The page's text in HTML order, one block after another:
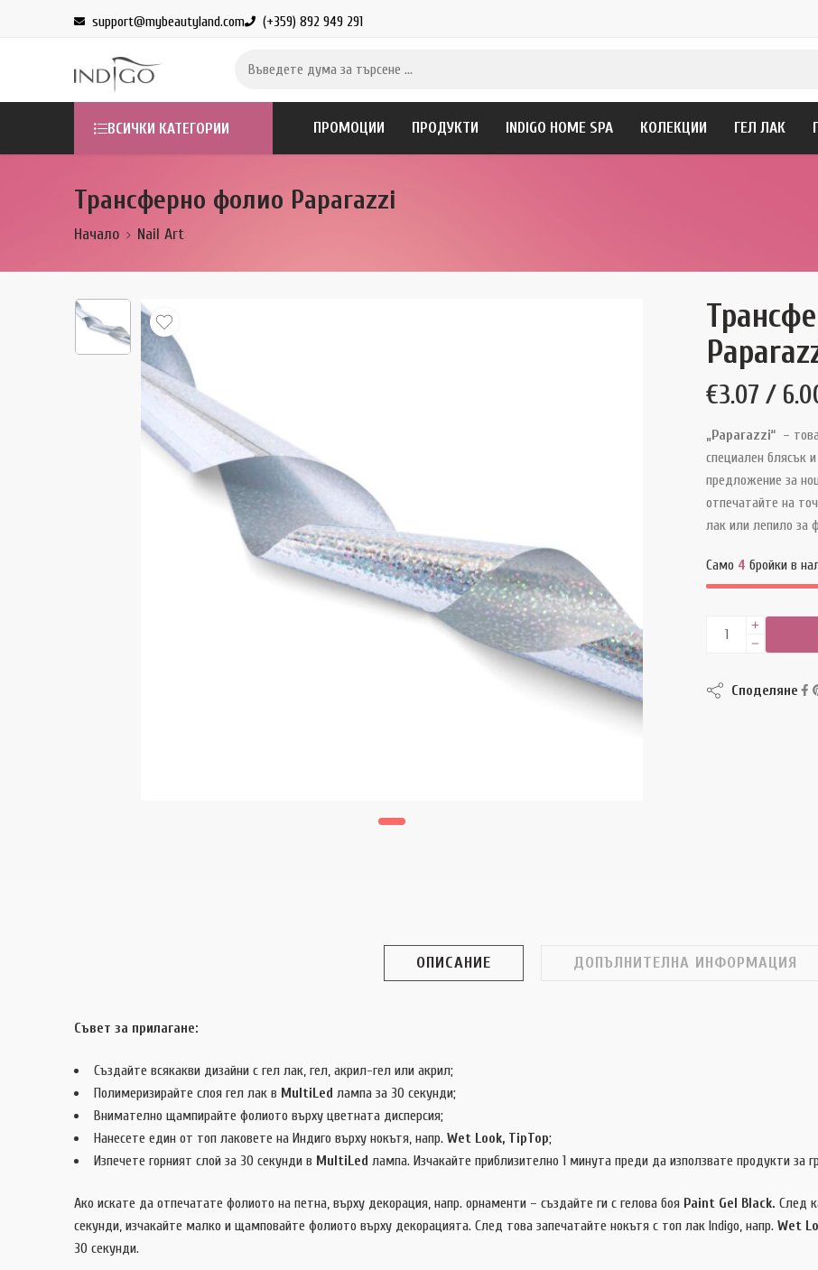
support@mybeautyland.com (+359) 892 949 291
ВСИЧКИ КАТЕГОРИИ ПРОМОЦИИ ПРОДУКТИ INDIGO HOME SPA КОЛЕКЦИИ ГЕЛ ЛАК
Трансферно фолио Paparazzi
Начало Nail Art
€3.07 /
„Paparazzi“ –
специален блясък
предложение за
отпечатайте на
лак или лепило за
Само 4 бройки в
Споделяне
ОПИСАНИЕ ДОПЪЛНИТЕЛНА ИНФОРМАЦИЯ
Съвет за прилагане:
Създайте всякакви дизайни с гел лак, гел, акрил-гел или акрил;
Полимеризирайте слоя гел лак в MultiLed лампа за 30 секунди;
Внимателно щампирайте фолиото върху цветната дисперсия;
Нанесете един от топ лаковете на Индиго върху нокътя, напр. Wet Look, TipTop;
Изпечете горният слой за 30 секунди в MultiLed лампа. Изчакайте приблизително 1 минута преди да използвате продукти за
Ако искате да отпечатате фолиото на петна, върху декорация, напр. орнаменти – създайте ги с гелова боя Paint Gel Black. След
секунди, изчакайте малко и щамповайте фолиото върху декорацията. След това запечатайте нокътя с топ лак Indigo, напр. Wet
30 секунди.